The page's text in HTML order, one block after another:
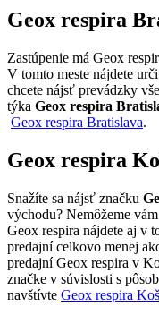
Geox respira
Zastúpenie má Geox
V tomto meste nájdete
chcete nájsť prevádzky
týka Geox respira
Geox respira Bratislava.
Geox respira
Snažíte sa nájsť značku
východu? Nemôžeme
Geox respira nájdete aj v
predajní celkovo menej
predajní Geox respira v
značke v súvislosti s
navštívte Geox respira